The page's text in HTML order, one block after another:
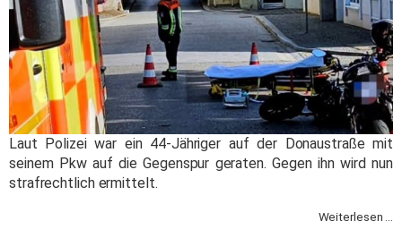
Laut Polizei war ein 44-Jähriger auf der Donaustraße mit
seinem Pkw auf die Gegenspur geraten. Gegen ihn wird nun
strafrechtlich ermittelt.
Weiterlesen ...